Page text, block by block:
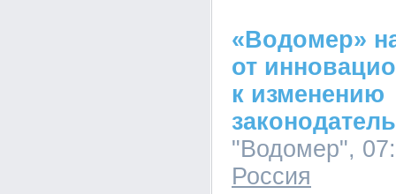
«Водомер»
от
к изменению
"Водомер",
Россия